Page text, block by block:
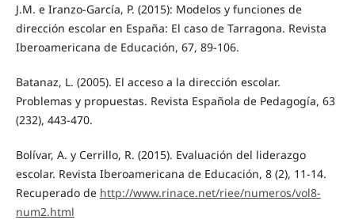
J.M. e Iranzo-García, P. (2015): Modelos y funciones de
dirección escolar en España: El caso de Tarragona. Revista
Iberoamericana de Educación, 67, 89-106.
Batanaz, L. (2005). El acceso a la dirección escolar.
Problemas y propuestas. Revista Española de Pedagogía, 63
(232), 443-470.
Bolívar, A. y Cerrillo, R. (2015). Evaluación del liderazgo
escolar. Revista Iberoamericana de Educación, 8 (2), 11-14.
Recuperado de http://www.rinace.net/riee/numeros/vol8-
num2.html